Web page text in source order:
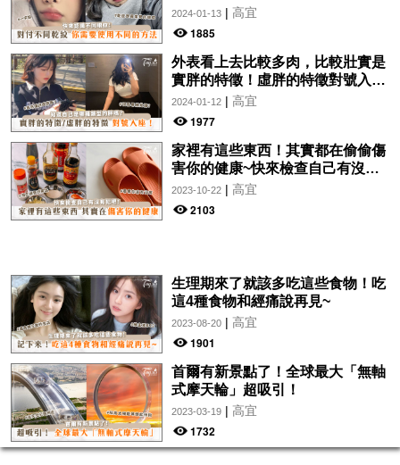
2024-01-13| 高宜
1885
外表看上去比較多肉，比較壯實是
實胖的特徵！虛胖的特徵對號入
座！
2024-01-12| 高宜
1977
家裡有這些東西！其實都在偷偷傷
害你的健康~快來檢查自己有沒有
犯吧！
2023-10-22| 高宜
2103
生理期來了就該多吃這些食物！吃
這4種食物和經痛說再見~
2023-08-20| 高宜
1901
首爾有新景點了！全球最大「無軸
式摩天輪」超吸引！
2023-03-19| 高宜
1732